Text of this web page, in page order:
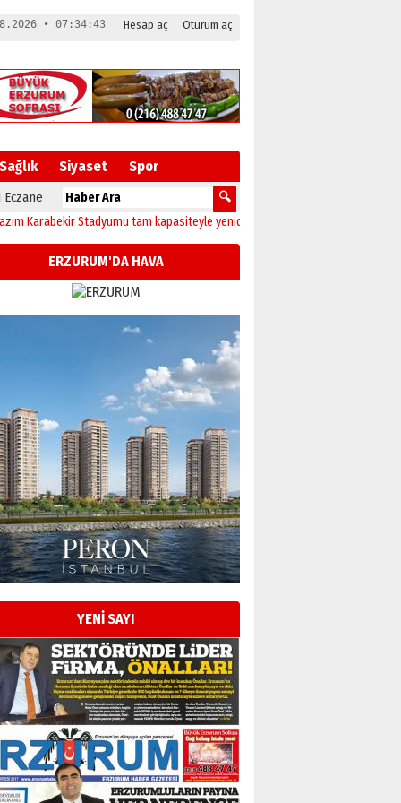
Hesap aç Oturum aç
• 07:34:43
Sağlık Siyaset Spor
Stadyumu tam kapasiteyle yeniden açılıyor!
ERZURUM'DA HAVA
YENİ SAYI
Esat BİNDESEN
Başkan Sekmen’den Erzurum’a
bir vizyon proje daha!
02 Ağustos 2026 Pazar
Kadir SABUNCUOĞLU
Erzurumspor’un köşe taşları
29 Haziran 2026 Pazartesi
Kenan GÜLERCİ
Murat Şahsuvaroğlu ERKON’da
çıtayı yukarı taşırken,
yönetimdekiler aşağı
çekmemeli!
17 Şubat 2026 SalıOrhan BOZKURT
Bir fotoğraf, bir şehir, bir
gazeteci… Dizginler kimin
elinde?